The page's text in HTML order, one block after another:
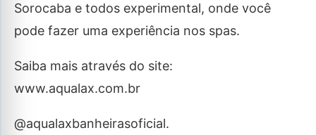
Sorocaba e todos experimental, onde você
pode fazer uma experiência nos spas.
Saiba mais através do site:
www.aqualax.com.br
@aqualaxbanheirasoficial.